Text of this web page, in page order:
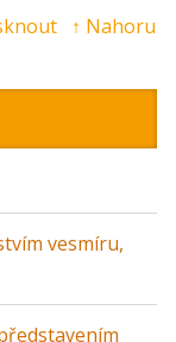
↑ Nahoru
vesmíru,